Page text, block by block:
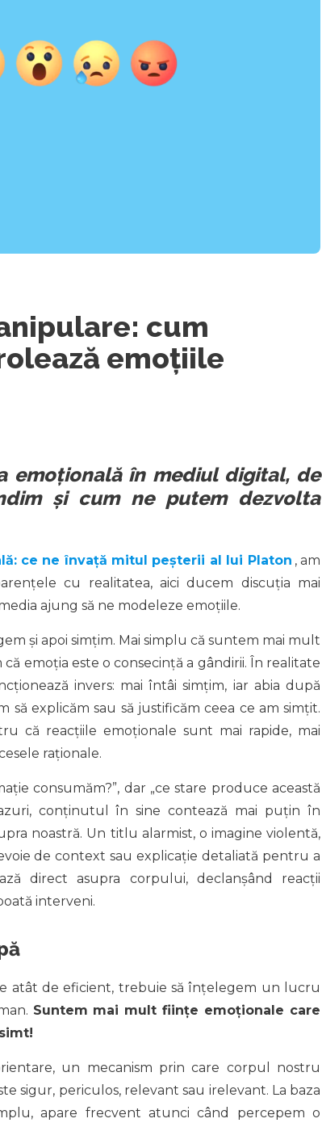
cum
emoțiile
emoțională în mediul digital, de
și cum ne putem dezvolta
ce ne învață mitul peșterii al lui Platon , am
cu realitatea, aici ducem discuția mai
ajung să ne modeleze emoțiile.
și apoi simțim. Mai simplu că suntem mai mult
emoția este o consecință a gândirii. În realitate
invers: mai întâi simțim, iar abia după
să explicăm sau să justificăm ceea ce am simțit.
că reacțiile emoționale sunt mai rapide, mai
raționale.
consumăm?”, dar „ce stare produce această
conținutul în sine contează mai puțin în
noastră. Un titlu alarmist, o imagine violentă,
de context sau explicație detaliată pentru a
direct asupra corpului, declanșând reacții
interveni.
atât de eficient, trebuie să înțelegem un lucru
Suntem mai mult ființe emoționale care
un mecanism prin care corpul nostru
sigur, periculos, relevant sau irelevant. La baza
apare frecvent atunci când percepem o